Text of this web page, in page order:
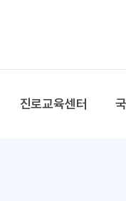
진로교육센터